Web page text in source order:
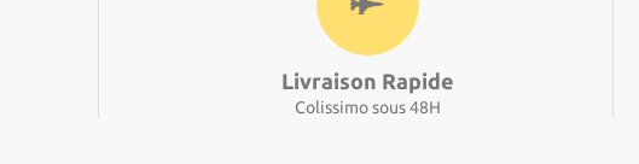
Livraison Rapide
Colissimo sous 48H